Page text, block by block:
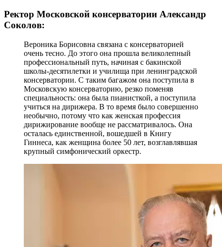
Ректор Московской консерватории Александр
Соколов:
Вероника Борисовна связана с консерваторией
очень тесно. До этого она прошла великолепный
профессиональный путь, начиная с бакинской
школы-десятилетки и училища при ленинградской
консерватории. С таким багажом она поступила в
Московскую консерваторию, резко поменяв
специальность: она была пианисткой, а поступила
учиться на дирижера. В то время было совершенно
необычно, потому что как женская профессия
дирижирование вообще не рассматривалось. Она
осталась единственной, вошедшей в Книгу
Гиннеса, как женщина более 50 лет, возглавлявшая
крупный симфонический оркестр.